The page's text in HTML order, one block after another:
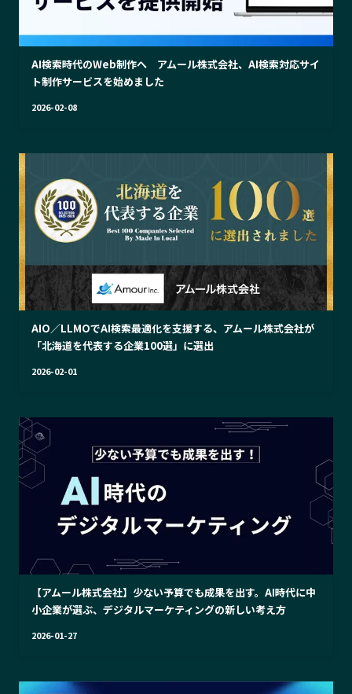
AI検索時代のWeb制作へ アムール株式会社、AI検索対応サイ
ト制作サービスを始めました
2026-02-08
AIO／LLMOでAI検索最適化を支援する、アムール株式会社が
「北海道を代表する企業100選」に選出
2026-02-01
【アムール株式会社】少ない予算でも成果を出す。AI時代に中
小企業が選ぶ、デジタルマーケティングの新しい考え方
2026-01-27